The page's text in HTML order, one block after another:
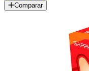
Comparar